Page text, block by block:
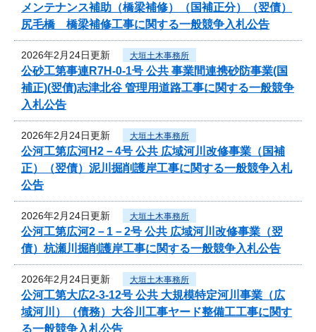
メンテナンス補助（橋梁補修）（国補正分）（翌債）
尻毛橋 橋梁補修工事に関する一般競争入札公告
2026年2月24日更新 大垣土木事務所
公砂工第事連R7H-0-1号 公共 事業間連携砂防事業(国
補正)(翌債)志津北谷 管理用道路工事に関する一般競争
入札公告
2026年2月24日更新 大垣土木事務所
公河工第広河H2－4号 公共 広域河川改修事業（国補
正）（翌債）泥川掘削護岸工事に関する一般競争入札
公告
2026年2月24日更新 大垣土木事務所
公河工第広河2－1－2号 公共 広域河川改修事業（翌
債）杭瀬川掘削護岸工事に関する一般競争入札公告
2026年2月24日更新 大垣土木事務所
公河工第大広2-3-12号 公共 大規模特定河川事業（広
域河川）（債務）大谷川工事ヤード整備工工事に関す
る一般競争入札公告